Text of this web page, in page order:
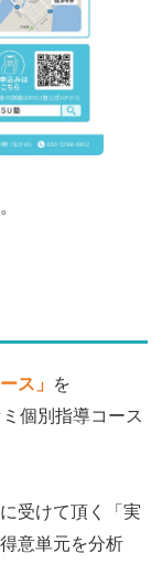
ス」 を
個別指導コース
受けて頂く「実
意単元を分析